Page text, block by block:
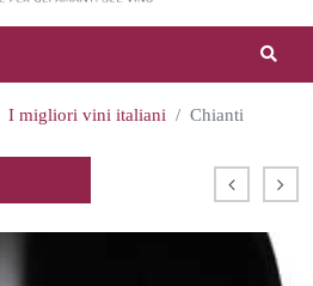
I migliori vini italiani Chianti